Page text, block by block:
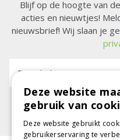
Blijf op de hoogte van
acties en nieuwtjes!
nieuwsbrief! Wij slaan je
E-mailadres:
Deze website
gebruik van
Deze website gebruikt
gebruikerservaring te